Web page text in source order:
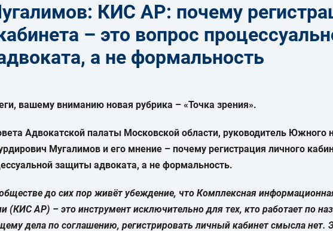
КИС АР: почему
– это вопрос
а не формальность
вашему вниманию новая рубрика – «Точка зрения».
Адвокатской палаты Московской области, руководитель Южного
Мугалимов и его мнение – почему регистрация личного
защиты адвоката, а не формальность.
до сих пор живёт убеждение, что Комплексная
(КИС АР) – это инструмент исключительно для тех, кто работает по
дела по соглашению, регистрировать личный кабинет смысла нет.